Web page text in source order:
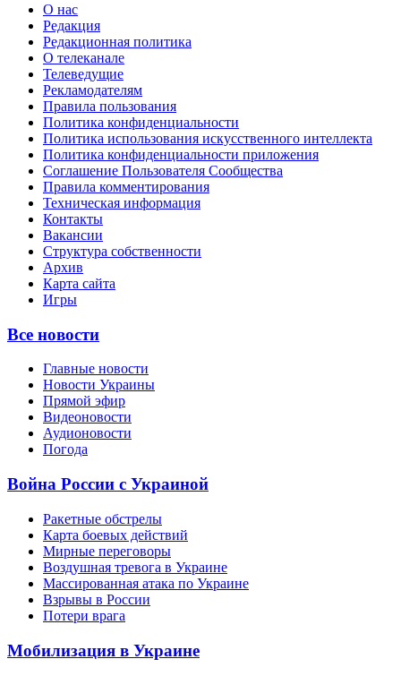
О нас
Редакция
Редакционная политика
О телеканале
Телеведущие
Рекламодателям
Правила пользования
Политика конфиденциальности
Политика использования искусственного интеллекта
Политика конфиденциальности приложения
Соглашение Пользователя Сообщества
Правила комментирования
Техническая информация
Контакты
Вакансии
Структура собственности
Архив
Карта сайта
Игры
Все новости
Главные новости
Новости Украины
Прямой эфир
Видеоновости
Аудионовости
Погода
Война России с Украиной
Ракетные обстрелы
Карта боевых действий
Мирные переговоры
Воздушная тревога в Украине
Массированная атака по Украине
Взрывы в России
Потери врага
Мобилизация в Украине